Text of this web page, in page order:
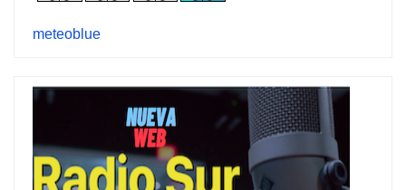
meteoblue